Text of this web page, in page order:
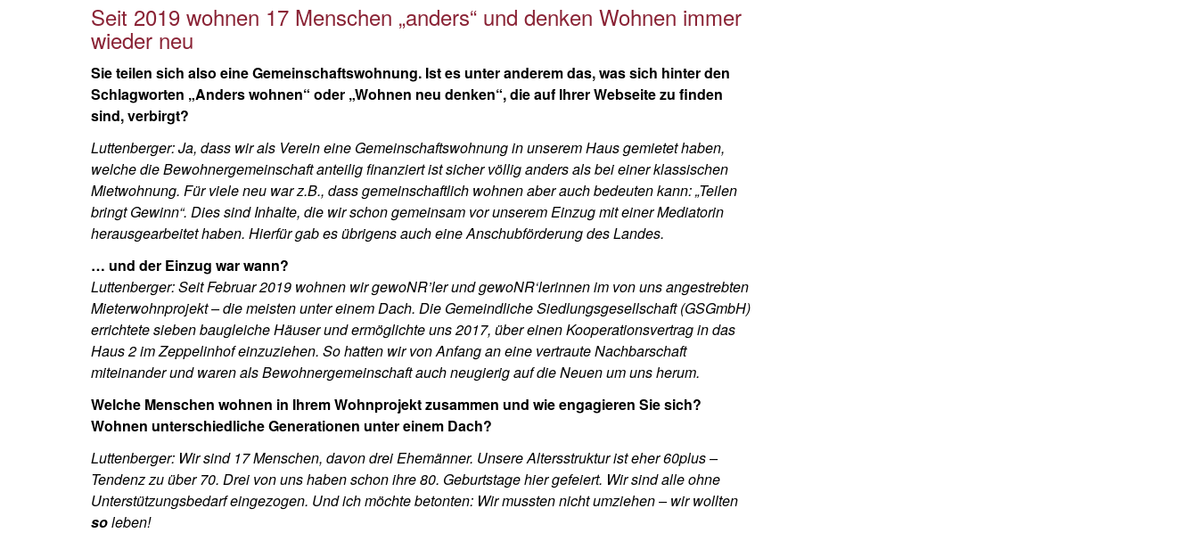
Seit 2019 wohnen 17 Menschen „anders“ und denken Wohnen immer
wieder neu
Sie teilen sich also eine Gemeinschaftswohnung. Ist es unter anderem das, was sich hinter den
Schlagworten „Anders wohnen“ oder „Wohnen neu denken“, die auf Ihrer Webseite zu finden
sind, verbirgt?
Luttenberger: Ja, dass wir als Verein eine Gemeinschaftswohnung in unserem Haus gemietet haben,
welche die Bewohnergemeinschaft anteilig finanziert ist sicher völlig anders als bei einer klassischen
Mietwohnung. Für viele neu war z.B., dass gemeinschaftlich wohnen aber auch bedeuten kann: „Teilen
bringt Gewinn“. Dies sind Inhalte, die wir schon gemeinsam vor unserem Einzug mit einer Mediatorin
herausgearbeitet haben. Hierfür gab es übrigens auch eine Anschubförderung des Landes.
… und der Einzug war wann?
Luttenberger: Seit Februar 2019 wohnen wir gewoNR’ler und gewoNR‘lerinnen im von uns angestrebten
Mieterwohnprojekt – die meisten unter einem Dach. Die Gemeindliche Siedlungsgesellschaft (GSGmbH)
errichtete sieben baugleiche Häuser und ermöglichte uns 2017, über einen Kooperationsvertrag in das
Haus 2 im Zeppelinhof einzuziehen. So hatten wir von Anfang an eine vertraute Nachbarschaft
miteinander und waren als Bewohnergemeinschaft auch neugierig auf die Neuen um uns herum.
Welche Menschen wohnen in Ihrem Wohnprojekt zusammen und wie engagieren Sie sich?
Wohnen unterschiedliche Generationen unter einem Dach?
Luttenberger: Wir sind 17 Menschen, davon drei Ehemänner. Unsere Altersstruktur ist eher 60plus –
Tendenz zu über 70. Drei von uns haben schon ihre 80. Geburtstage hier gefeiert. Wir sind alle ohne
Unterstützungsbedarf eingezogen. Und ich möchte betonten: Wir mussten nicht umziehen – wir wollten
soleben!